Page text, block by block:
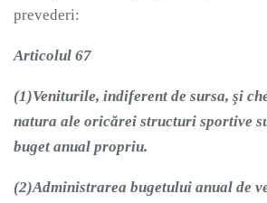
prevederi:
Articolul 67
(1)Veniturile, indiferent de sursa, şi
natura ale oricărei structuri sportive
buget anual propriu.
(2)Administrarea bugetului anual de